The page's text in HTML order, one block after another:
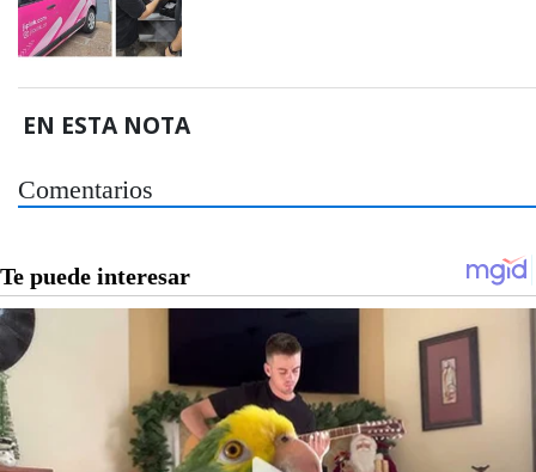
EN ESTA NOTA
Comentarios